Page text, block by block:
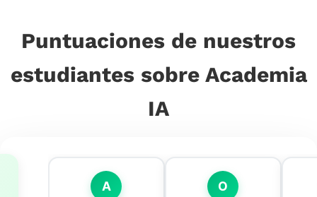
Puntuaciones de nuestros
estudiantes sobre Academia
IA